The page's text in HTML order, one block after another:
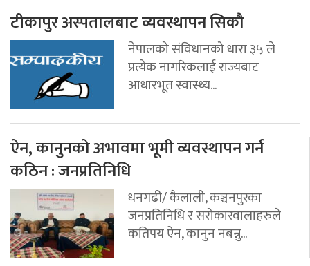
टीकापुर अस्पतालबाट व्यवस्थापन सिकौ
नेपालको संविधानको धारा ३५ ले
प्रत्येक नागरिकलाई राज्यबाट
आधारभूत स्वास्थ्य...
ऐन, कानुनको अभावमा भूमी व्यवस्थापन गर्न
कठिन : जनप्रतिनिधि
धनगढी/ कैलाली, कञ्चनपुरका
जनप्रतिनिधि र सरोकारवालाहरुले
कतिपय ऐन, कानुन नबन्नु...